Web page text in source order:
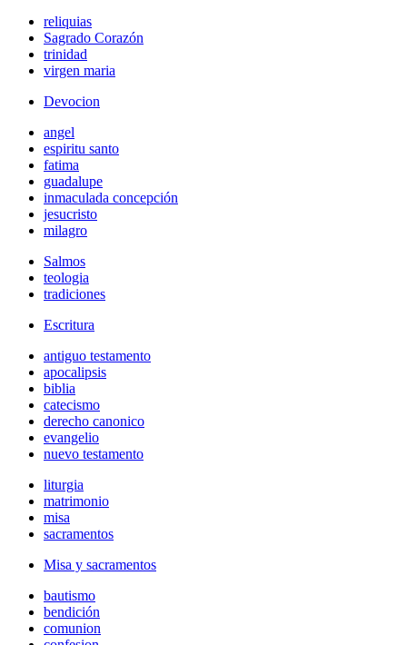
reliquias
Sagrado Corazón
trinidad
virgen maria
Devocion
angel
espiritu santo
fatima
guadalupe
inmaculada concepción
jesucristo
milagro
Salmos
teologia
tradiciones
Escritura
antiguo testamento
apocalipsis
biblia
catecismo
derecho canonico
evangelio
nuevo testamento
liturgia
matrimonio
misa
sacramentos
Misa y sacramentos
bautismo
bendición
comunion